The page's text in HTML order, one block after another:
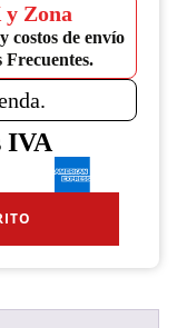
Zona
costos de envío
Frecuentes.
IVA